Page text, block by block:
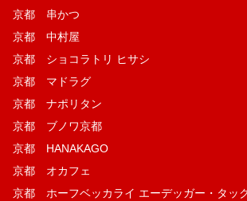
京都 串かつ
京都 中村屋
京都 ショコラトリ ヒサシ
京都 マドラグ
京都 ナポリタン
京都 ブノワ京都
京都 HANAKAGO
京都 オカフェ
京都 ホーフベッカライ エーデッガー・タッ